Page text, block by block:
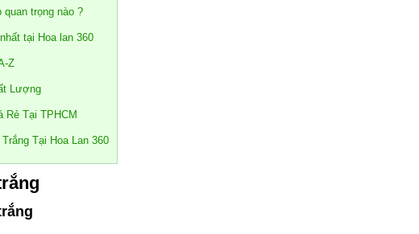
trọng nào ?
tại Hoa lan 360
Z
Lượng
Rẻ Tại TPHCM
Tại Hoa Lan 360